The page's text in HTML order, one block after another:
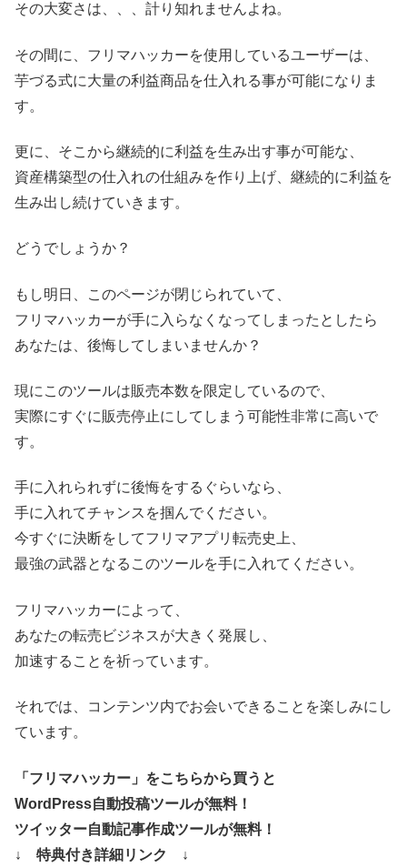
その大変さは、、、計り知れませんよね。
その間に、フリマハッカーを使用しているユーザーは、
芋づる式に大量の利益商品を仕入れる事が可能になりま
す。
更に、そこから継続的に利益を生み出す事が可能な、
資産構築型の仕入れの仕組みを作り上げ、継続的に利益を
生み出し続けていきます。
どうでしょうか？
もし明日、このページが閉じられていて、
フリマハッカーが手に入らなくなってしまったとしたら
あなたは、後悔してしまいませんか？
現にこのツールは販売本数を限定しているので、
実際にすぐに販売停止にしてしまう可能性非常に高いで
す。
手に入れられずに後悔をするぐらいなら、
手に入れてチャンスを掴んでください。
今すぐに決断をしてフリマアプリ転売史上、
最強の武器となるこのツールを手に入れてください。
フリマハッカーによって、
あなたの転売ビジネスが大きく発展し、
加速することを祈っています。
それでは、コンテンツ内でお会いできることを楽しみにし
ています。
「フリマハッカー」をこちらから買うと
WordPress自動投稿ツールが無料！
ツイッター自動記事作成ツールが無料！
↓ 特典付き詳細リンク ↓